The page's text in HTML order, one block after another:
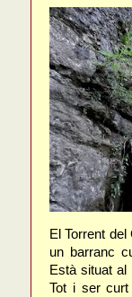
El Torrent
un barranc
Està situat
Tot i ser curt